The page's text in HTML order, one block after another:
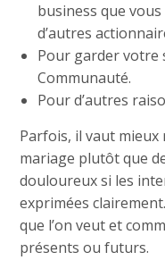
business que vous
d’autres
Pour garder votre
Communauté.
Pour d’autres
Parfois, il vaut
mariage plutôt que
douloureux si les
exprimées
que l’on veut et
présents ou futurs.